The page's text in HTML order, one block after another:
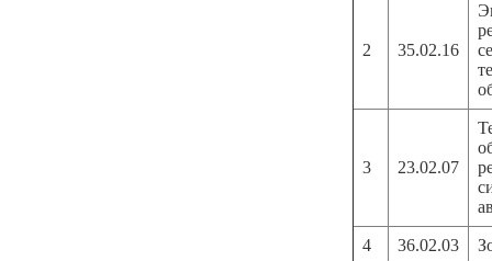
2 35.02.16
3 23.02.07
4 36.02.03